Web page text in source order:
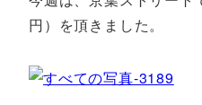
円）を頂きました。